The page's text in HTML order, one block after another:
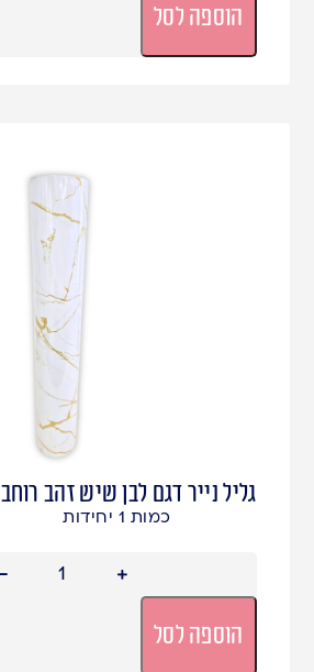
הוספה לסל
גליל נייר דגם לבן שיש זהב רוחב 70 ס"מ
כמות 1 יחידות
הוספה לסל